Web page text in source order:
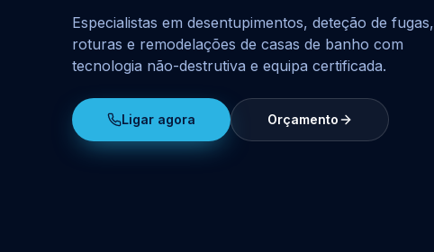
Especialistas em desentupimentos, deteção de fugas,
roturas e remodelações de casas de banho com
tecnologia não-destrutiva e equipa certificada.
Ligar agora Orçamento